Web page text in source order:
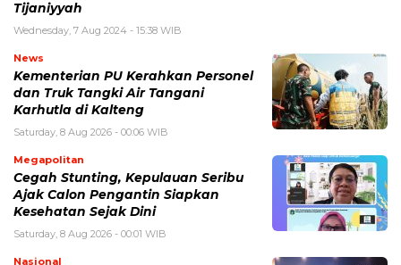
Tijaniyyah
Wednesday, 7 Aug 2024 - 15:38 WIB
News
Kementerian PU Kerahkan Personel
dan Truk Tangki Air Tangani
Karhutla di Kalteng
Saturday, 8 Aug 2026 - 00:06 WIB
Megapolitan
Cegah Stunting, Kepulauan Seribu
Ajak Calon Pengantin Siapkan
Kesehatan Sejak Dini
Saturday, 8 Aug 2026 - 00:01 WIB
Nasional